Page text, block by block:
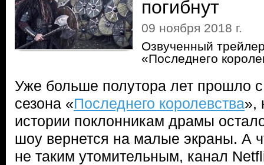
погибнут
09 ноября 2018 г.
Озвученный
«Последнего
Уже больше полутора лет прошло
сезона «Последнего королевства»,
истории поклонникам драмы
шоу вернется на малые экраны. А
не таким утомительным, канал